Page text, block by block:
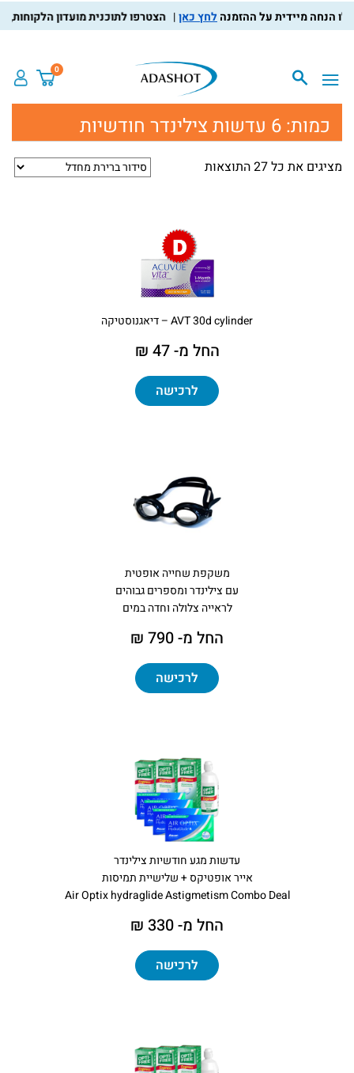
לחץ כאן הצטרפו לתוכנית מועדון הלקוחות, צברו
0
כמות: 6 עדשות צילינדר חודשיות
מציגים את כל ⁦27⁩ התוצאות
AVT 30d cylinder – דיאגנוסטיקה
החל מ- 47 ₪
לרכישה
משקפת שחייה אופטית
עם צילינדר ומספרים גבוהים
לראייה צלולה וחדה במים
החל מ- 790 ₪
לרכישה
עדשות מגע חודשיות צילינדר
אייר אופטיקס + שלישיית תמיסות
Air Optix hydraglide Astigmetism Combo Deal
החל מ- 330 ₪
לרכישה